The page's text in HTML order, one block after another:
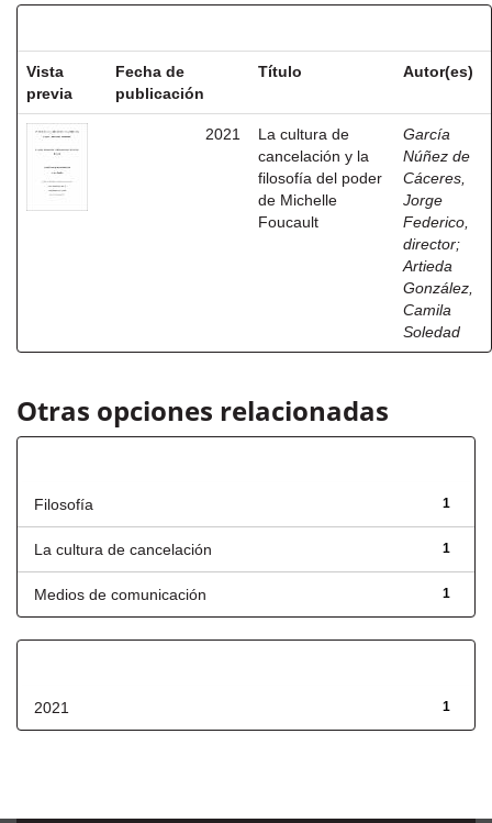
Vista
previa
Fecha de
publicación
Título Autor(es)
2021
La cultura de
cancelación y la
filosofía del poder
de Michelle
Foucault
García
Núñez de
Cáceres,
Jorge
Federico,
director;
Artieda
González,
Camila
Soledad
Otras opciones relacionadas
1
Filosofía
1
La cultura de cancelación
1
Medios de comunicación
1
2021